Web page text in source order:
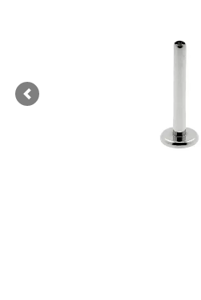
Previous